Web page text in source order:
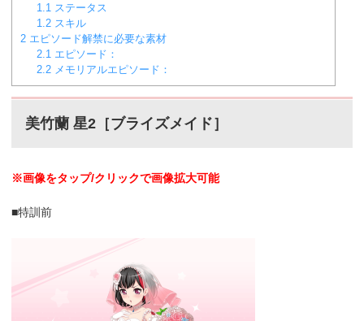
1.1 ステータス
1.2 スキル
2 エピソード解禁に必要な素材
2.1 エピソード：
2.2 メモリアルエピソード：
美竹蘭 星2［ブライズメイド］
※画像をタップ/クリックで画像拡大可能
■特訓前